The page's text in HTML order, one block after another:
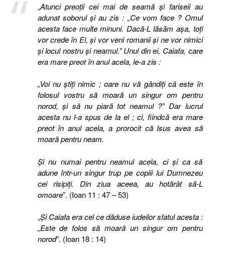
„Atunci preoţii cei mai de seamă şi fariseii au
adunat soborul şi au zis : „Ce vom face ? Omul
acesta face multe minuni. Dacă-L lăsăm aşa, toţi
vor crede în El, şi vor veni romanii şi ne vor nimici
şi locul nostru şi neamul.” Unul din ei, Caiafa, care
era mare preot în anul acela, le-a zis :
„Voi nu ştiţi nimic ; oare nu vă gândiţi că este în
folosul vostru să moară un singur om pentru
norod, şi să nu piară tot neamul ?” Dar lucrul
acesta nu l-a spus de la el ; ci, fiindcă era mare
preot în anul acela, a prorocit că Isus avea să
moară pentru neam.
Şi nu numai pentru neamul acela, ci şi ca să
adune într-un singur trup pe copiii lui Dumnezeu
cei risipiţi. Din ziua aceea, au hotărât să-L
omoare”. (Ioan 11 : 47 – 53)
„Şi Caiafa era cel ce dăduse iudeilor sfatul acesta :
„Este de folos să moară un singur om pentru
norod”. (Ioan 18 : 14)